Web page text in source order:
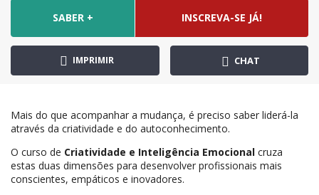
SABER + INSCREVA-SE JÁ!
IMPRIMIR CHAT
Mais do que acompanhar a mudança, é preciso saber liderá-la
através da criatividade e do autoconhecimento.
O curso de Criatividade e Inteligência Emocional cruza
estas duas dimensões para desenvolver profissionais mais
conscientes, empáticos e inovadores.